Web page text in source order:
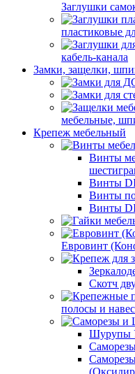
Заглушки
пластиковые
кабель-канала
Замки, защелки,
мебельные,
Крепеж мебельный
Винты
Винты
Винты
Винты
Евровинт
Скотч
полосы и
Шурупы